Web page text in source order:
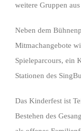
weitere Gruppen
Neben dem
Mitmachangebote
Spieleparcours, ein
Stationen des
Das Kinderfest ist
Bestehen des